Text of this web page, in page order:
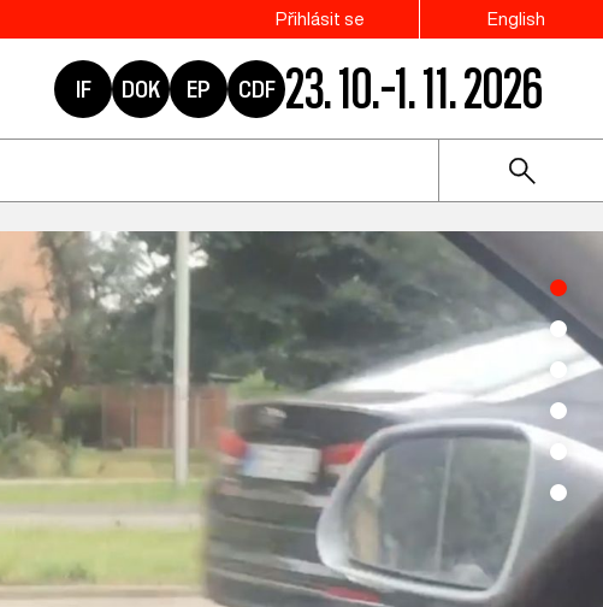
Přihlásit se English
IF DOK EP CDF 23. 10.–1. 11. 2026